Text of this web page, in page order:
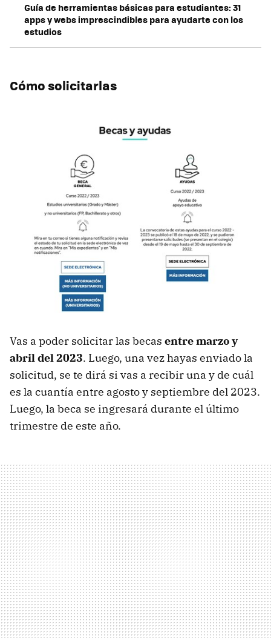
Guía de herramientas básicas para estudiantes: 31
apps y webs imprescindibles para ayudarte con los
estudios
Cómo solicitarlas
Vas a poder solicitar las becas entre marzo y
abril del 2023. Luego, una vez hayas enviado la
solicitud, se te dirá si vas a recibir una y de cuál
es la cuantía entre agosto y septiembre del 2023.
Luego, la beca se ingresará durante el último
trimestre de este año.